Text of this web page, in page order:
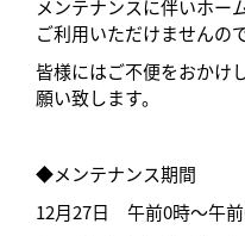
メンテナンスに伴いホー
ご利用いただけませんの
皆様にはご不便をおかけ
願い致します。
◆メンテナンス期間
12月27日 午前0時〜午